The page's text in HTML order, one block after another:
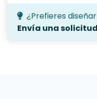
¿Prefieres
Envía una solicitud